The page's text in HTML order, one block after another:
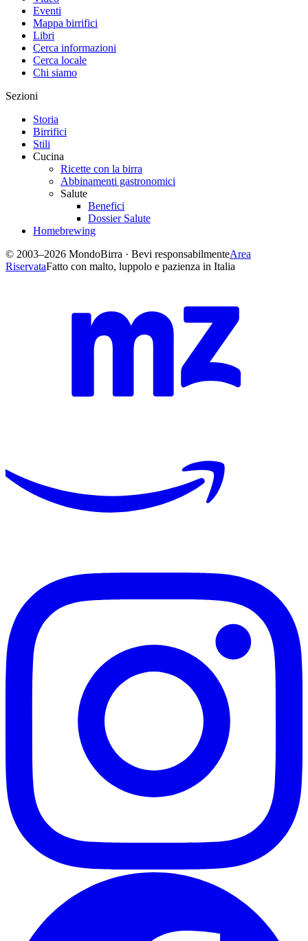
Eventi
Mappa birrifici
Libri
Cerca informazioni
Cerca locale
Chi siamo
Sezioni
Storia
Birrifici
Stili
Cucina
Ricette con la birra
Abbinamenti gastronomici
Salute
Benefici
Dossier Salute
Homebrewing
© 2003–2026 MondoBirra · Bevi responsabilmenteArea
RiservataFatto con malto, luppolo e pazienza in Italia